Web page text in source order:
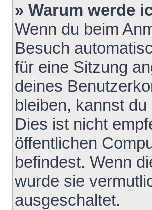
» Warum werde
Wenn du beim
Besuch
für eine Sitzung
deines
bleiben, kannst
Dies ist nicht
öffentlichen
befindest. Wenn
wurde sie
ausgeschaltet.